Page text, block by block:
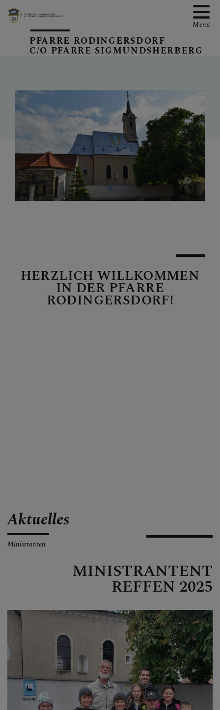
PFARRKIRCHE
PFARRFRIEDHOF
TEAM
PFARRE RODINGERSDORF
C/O PFARRE SIGMUNDSHERBERG
Menü
HERZLICH WILLKOMMEN
IN DER PFARRE
RODINGERSDORF!
Aktuelles
Ministranten
MINISTRANTENT
REFFEN 2025